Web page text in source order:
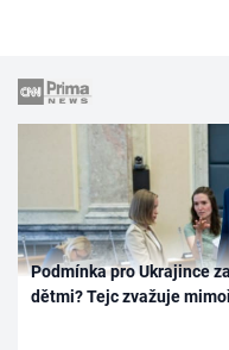
Podmínka pro Ukrajince
dětmi? Tejc zvažuje